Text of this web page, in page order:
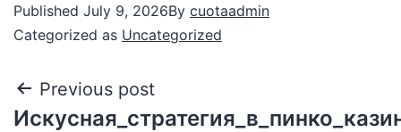
Published July 9, 2026By cuotaadmin
Categorized as Uncategorized
Previous post